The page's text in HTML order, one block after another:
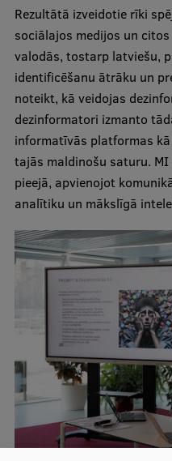
Zinātniskās
Inovāciju centrs
Starptautiskā
Mobilitātes
Starptautiskie
EURAXESS RSU
EATRIS koordinators
Rezultātā izveidotie rīki
sociālajos medijos un
valodās, tostarp latviešu,
identificēšanu ātrāku un
noteikt, kā veidojas
dezinformatori izmanto
informatīvās platformas kā
tajās maldinošu saturu.
pieejā, apvienojot
analītiku un mākslīgā